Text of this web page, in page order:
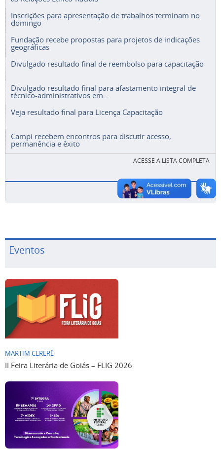
Inscrições para apresentação de trabalhos terminam no
domingo
Fundação recebe propostas para projetos de indicações
geográficas
Divulgado resultado final de reembolso para capacitação
Divulgado resultado final para afastamento integral de
técnico-administrativos em...
Veja resultado final para Licença Capacitação
Campi recebem encontros para discutir acesso,
permanência e êxito
ACESSE A LISTA COMPLETA
Eventos
MARTIM CERERÊ
II Feira Literária de Goiás – FLIG 2026